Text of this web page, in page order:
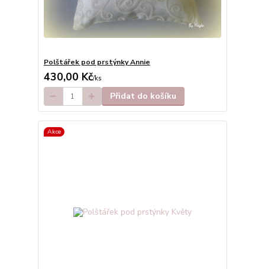
Polštářek pod prstýnky Annie
430,00 Kč/ks
Přidat do košíku
Akce